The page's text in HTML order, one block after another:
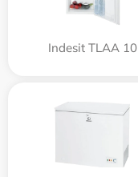
Indesit TLAA 10